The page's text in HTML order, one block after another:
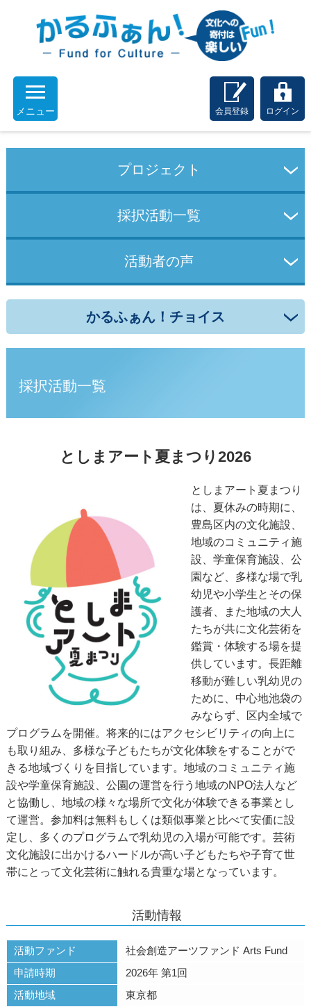
メニュー 会員登録 ログイン
プロジェクト
採択活動一覧
活動者の声
かるふぁん！チョイス
採択活動一覧
としまアート夏まつり2026
としまアート夏まつり
は、夏休みの時期に、
豊島区内の文化施設、
地域のコミュニティ施
設、学童保育施設、公
園など、多様な場で乳
幼児や小学生とその保
護者、また地域の大人
たちが共に文化芸術を
鑑賞・体験する場を提
供しています。長距離
移動が難しい乳幼児の
ために、中心地池袋の
みならず、区内全域で
プログラムを開催。将来的にはアクセシビリティの向上に
も取り組み、多様な子どもたちが文化体験をすることがで
きる地域づくりを目指しています。地域のコミュニティ施
設や学童保育施設、公園の運営を行う地域のNPO法人など
と協働し、地域の様々な場所で文化が体験できる事業とし
て運営。参加料は無料もしくは類似事業と比べて安価に設
定し、多くのプログラムで乳幼児の入場が可能です。芸術
文化施設に出かけるハードルが高い子どもたちや子育て世
帯にとって文化芸術に触れる貴重な場となっています。
活動情報
活動ファンド
社会創造アーツファンド Arts Fund
申請時期
2026年 第1回
活動地域
東京都